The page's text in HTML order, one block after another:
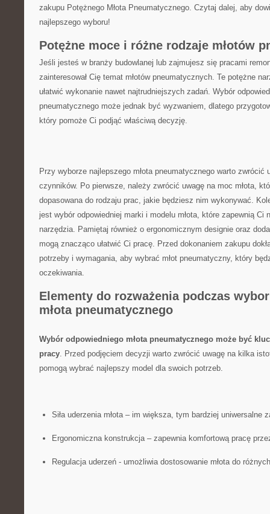
zakupu Potężnego Młota Pneumatycznego. Czytaj dalej, aby
najlepszego​ wyboru!
Potężne moce i różne rodzaje młotów
Jeśli​ jesteś ⁤w branży⁤ budowlanej lub zajmujesz się​ pracami
zainteresował ⁢Cię ‍temat młotów pneumatycznych. ​Te ‍potężne
ułatwić wykonanie nawet⁣ najtrudniejszych zadań. Wybór‍
pneumatycznego może ​jednak być wyzwaniem, dlatego
który pomoże Ci podjąć właściwą decyzję.
Przy wyborze ​najlepszego młota pneumatycznego warto zwrócić
czynników. Po ⁤pierwsze, ‍należy zwrócić uwagę ⁤na moc młota,
dopasowana do rodzaju prac, jakie będziesz nim wykonywać.
jest ⁤wybór odpowiedniej marki i modelu młota, które zapewnią Ci
narzędzia. Pamiętaj również o ergonomicznym designie oraz
mogą znacząco ułatwić Ci pracę. Przed dokonaniem zakupu
potrzeby i wymagania, aby wybrać młot pneumatyczny, który
oczekiwania.
Elementy do rozważenia podczas
‍młota pneumatycznego
Wybór odpowiedniego młota pneumatycznego ​może być
⁢pracy. Przed podjęciem ⁤decyzji warto zwrócić uwagę na kilka
pomogą wybrać⁢ najlepszy model dla swoich potrzeb.
Siła uderzenia młota – im większa, tym ⁣bardziej uniwersalne
Ergonomiczna konstrukcja – ⁢zapewnia komfortową pracę
Regulacja uderzeń ⁤- umożliwia dostosowanie młota do